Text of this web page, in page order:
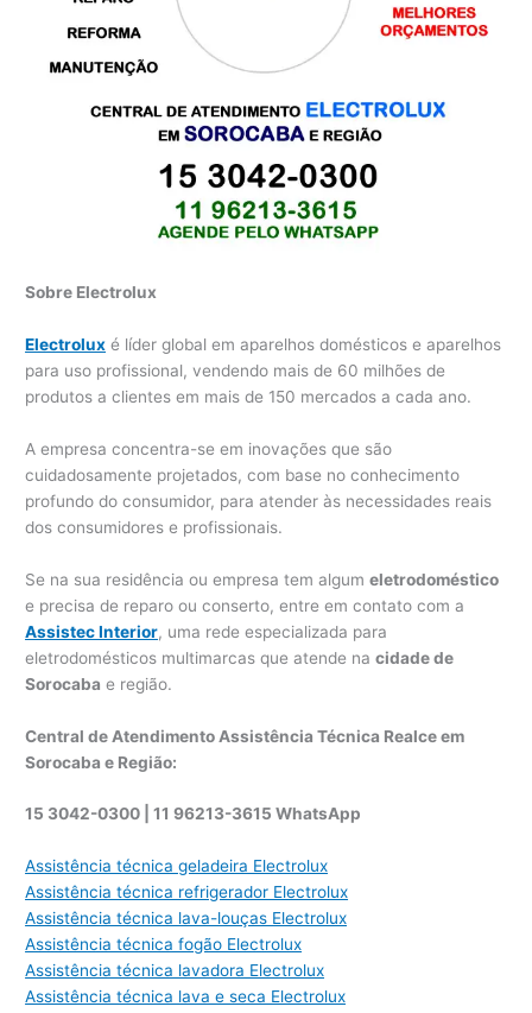
Sobre Electrolux
Electrolux é líder global em aparelhos domésticos e aparelhos
para uso profissional, vendendo mais de 60 milhões de
produtos a clientes em mais de 150 mercados a cada ano.
A empresa concentra-se em inovações que são
cuidadosamente projetados, com base no conhecimento
profundo do consumidor, para atender às necessidades reais
dos consumidores e profissionais.
Se na sua residência ou empresa tem algumeletrodoméstico
e precisa de reparo ou conserto, entre em contato com a
Assistec Interior, uma rede especializada para
eletrodomésticos multimarcas que atende nacidade de
Sorocaba e região.
Central de Atendimento Assistência Técnica Realce em
Sorocaba e Região:
15 3042-0300 | 11 96213-3615 WhatsApp
Assistência técnica geladeira Electrolux
Assistência técnica refrigerador Electrolux
Assistência técnica lava-louças Electrolux
Assistência técnica fogão Electrolux
Assistência técnica lavadora Electrolux
Assistência técnica lava e seca Electrolux